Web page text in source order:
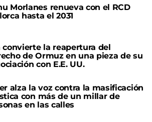
Morlanes renueva con el RCD
hasta el 2031
convierte la reapertura del
de Ormuz en una pieza de su
con E.E. UU.
alza la voz contra la masificación
con más de un millar de
en las calles